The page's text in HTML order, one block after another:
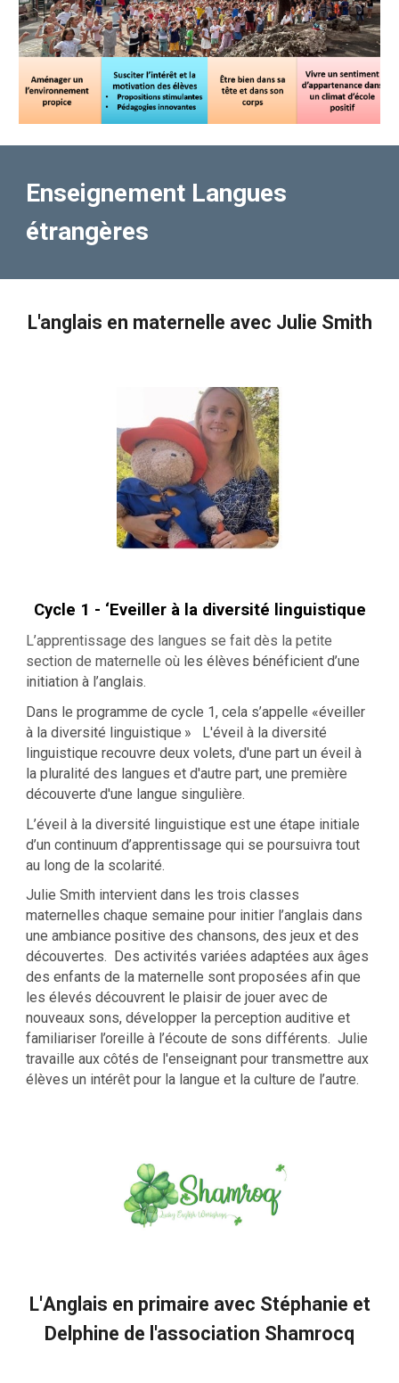
Enseignement Langues
étrangères
L'anglais en maternelle avec Julie Smith
Cycle 1 - ‘Eveiller à la diversité linguistique
L’apprentissage des langues se fait dès la petite
section de maternelle où les élèves bénéficient d’une
initiation à l’anglais.
Dans le programme de cycle 1, cela s’appelle «éveiller
à la diversité linguistique » L'éveil à la diversité
linguistique recouvre deux volets, d'une part un éveil à
la pluralité des langues et d'autre part, une première
découverte d'une langue singulière.
L’éveil à la diversité linguistique est une étape initiale
d’un continuum d’apprentissage qui se poursuivra tout
au long de la scolarité.
Julie Smith intervient dans les trois classes
maternelles chaque semaine pour initier l’anglais dans
une ambiance positive des chansons, des jeux et des
découvertes. Des activités variées adaptées aux âges
des enfants de la maternelle sont proposées afin que
les élevés découvrent le plaisir de jouer avec de
nouveaux sons, développer la perception auditive et
familiariser l’oreille à l’écoute de sons différents. Julie
travaille aux côtés de l'enseignant pour transmettre aux
élèves un intérêt pour la langue et la culture de l’autre.
L'Anglais en primaire avec Stéphanie et
Delphine de l'association Shamrocq